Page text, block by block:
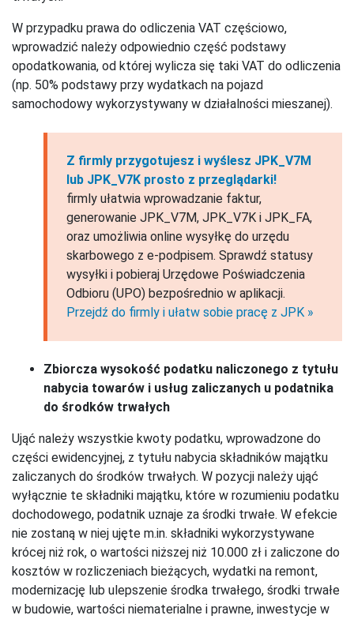
W przypadku prawa do odliczenia VAT częściowo,
wprowadzić należy odpowiednio część podstawy
opodatkowania, od której wylicza się taki VAT do odliczenia
(np. 50% podstawy przy wydatkach na pojazd
samochodowy wykorzystywany w działalności mieszanej).
Z firmly przygotujesz i wyślesz JPK_V7M
lub JPK_V7K prosto z przeglądarki!
firmly ułatwia wprowadzanie faktur,
generowanie JPK_V7M, JPK_V7K i JPK_FA,
oraz umożliwia online wysyłkę do urzędu
skarbowego z e-podpisem. Sprawdź statusy
wysyłki i pobieraj Urzędowe Poświadczenia
Odbioru (UPO) bezpośrednio w aplikacji.
Przejdź do firmly i ułatw sobie pracę z JPK »
Zbiorcza wysokość podatku naliczonego z tytułu
nabycia towarów i usług zaliczanych u podatnika
do środków trwałych
Ująć należy wszystkie kwoty podatku, wprowadzone do
części ewidencyjnej, z tytułu nabycia składników majątku
zaliczanych do środków trwałych. W pozycji należy ująć
wyłącznie te składniki majątku, które w rozumieniu podatku
dochodowego, podatnik uznaje za środki trwałe. W efekcie
nie zostaną w niej ujęte m.in. składniki wykorzystywane
krócej niż rok, o wartości niższej niż 10.000 zł i zaliczone do
kosztów w rozliczeniach bieżących, wydatki na remont,
modernizację lub ulepszenie środka trwałego, środki trwałe
w budowie, wartości niematerialne i prawne, inwestycje w